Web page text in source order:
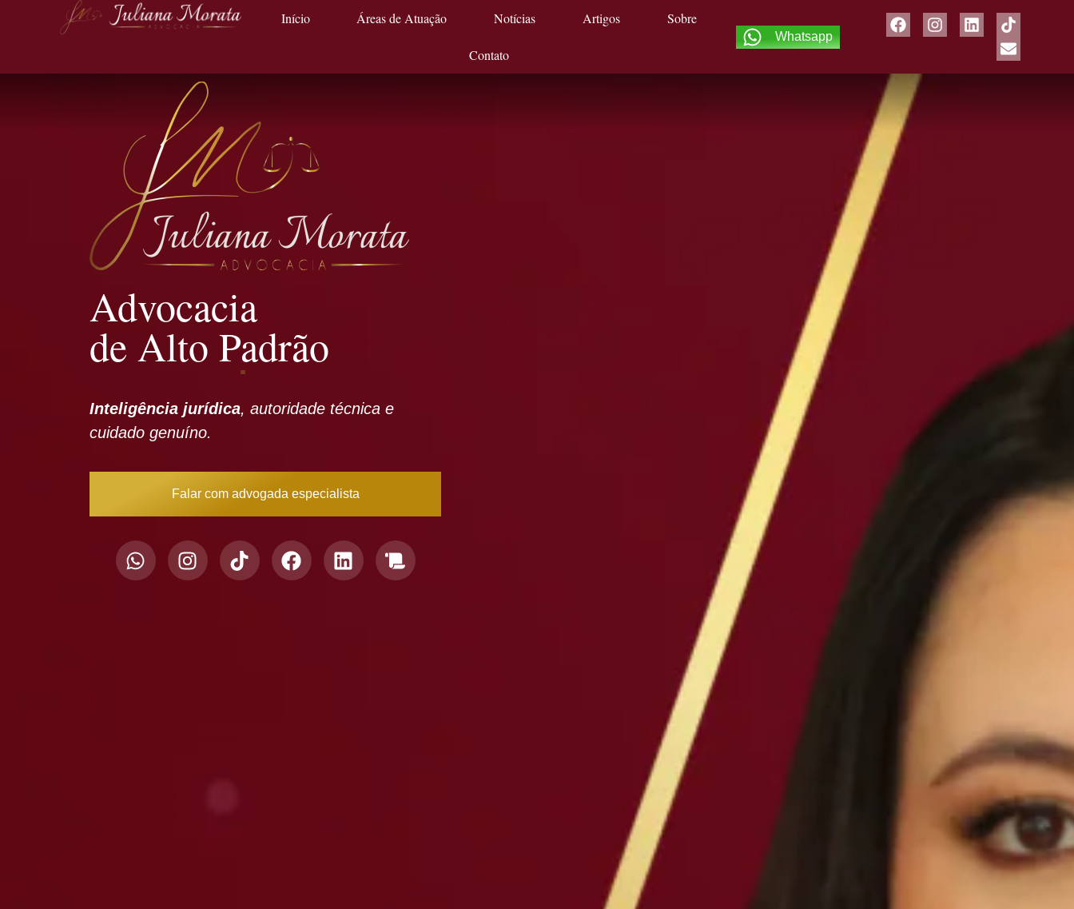
Início Áreas de Atuação Notícias Artigos Sobre
Contato
Whatsapp
Advocacia
de Alto Padrão
Inteligência jurídica, autoridade técnica e
cuidado genuíno.
Falar com advogada especialista